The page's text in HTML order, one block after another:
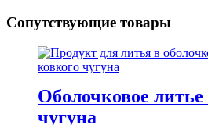
Сопутствующие товары
Оболочковое литье
чугуна